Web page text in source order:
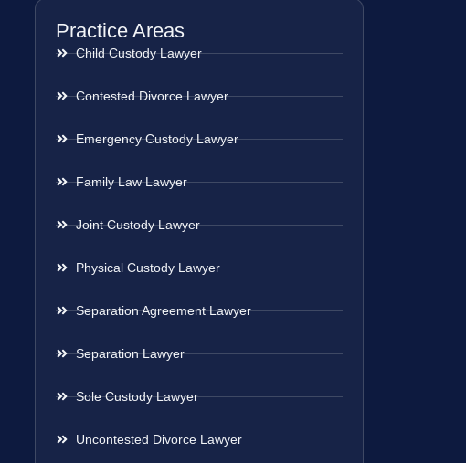
Practice Areas
Child Custody Lawyer
Contested Divorce Lawyer
Emergency Custody Lawyer
Family Law Lawyer
Joint Custody Lawyer
Physical Custody Lawyer
Separation Agreement Lawyer
Separation Lawyer
Sole Custody Lawyer
Uncontested Divorce Lawyer